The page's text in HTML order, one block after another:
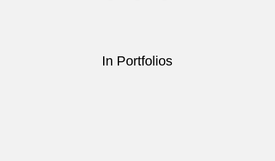
In Portfolios